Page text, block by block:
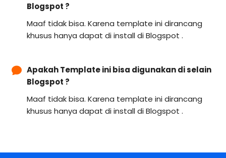
Blogspot ?
Maaf tidak bisa. Karena template ini dirancang
khusus hanya dapat di install di Blogspot .
Apakah Template ini bisa digunakan di selain
Blogspot ?
Maaf tidak bisa. Karena template ini dirancang
khusus hanya dapat di install di Blogspot .